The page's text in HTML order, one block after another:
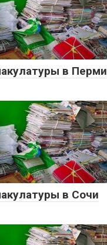
в Перми
в Сочи